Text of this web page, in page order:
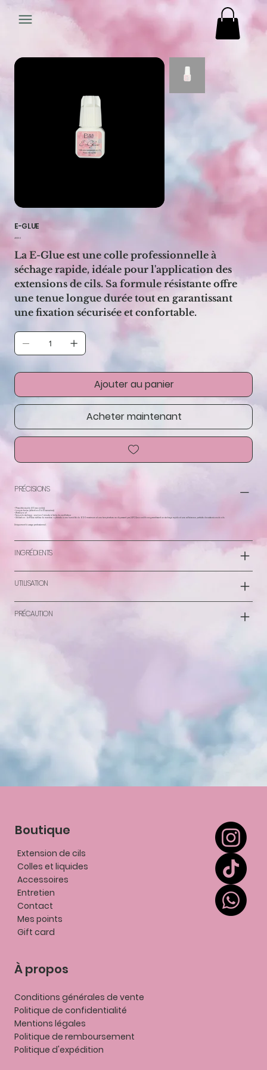
E-GLUE
Prix
40,00 €
La E-Glue est une colle professionnelle à
séchage rapide, idéale pour l'application des
extensions de cils. Sa formule résistante offre
une tenue longue durée tout en garantissant
une fixation sécurisée et confortable.
Ajouter au panier
Acheter maintenant
PRÉCISIONS
- Prises très rapide (0,5 secondes)
- Longue tenue (rétention 8 à 10 semaines)
- Waterproof
- Temps de séchage : environ 1 minute à l'aide du ventilateur
- Utilisation : La E-Glue s'utilise de manière optimale à une humidité de 65 % maximum et une température ne dépassant pas 24°C. Ces conditions garantissent un séchage rapide et une adhérence parfaite des extensions de cils.
Uniquement à usage professionnel.
INGRÉDIENTS
UTILISATION
PRÉCAUTION
Boutique
Extension de cils
Colles et liquides
Accessoires
Entretien
Contact
Mes points
Gift card
À propos
Conditions générales de vente
Politique de confidentialité
Mentions légales
Politique de remboursement
Politique d'expédition